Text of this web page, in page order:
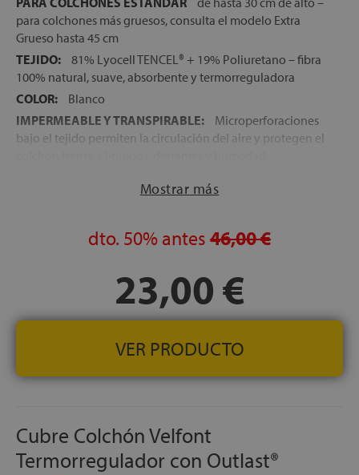
para colchones más gruesos, consulta el modelo Extra
Grueso hasta 45 cm
TEJIDO:
81% Lyocell TENCEL® + 19% Poliuretano – fibra
100% natural, suave, absorbente y termorreguladora
COLOR:
Blanco
IMPERMEABLE Y TRANSPIRABLE:
Microperforaciones
bajo el tejido permiten la circulación del aire y protegen el
sustancias químicas, recomendado para pieles sensibles y
BANDA ELÁSTICA PERIMETRAL:
Ajuste seguro y sin
sin perder sus propiedades
FABRICACIÓN ESPAÑOLA
Mostrar más
dto. 50% antes 46,00 €
23,00 €
VER PRODUCTO
Cubre Colchón Velfont
Termorregulador con Outlast®